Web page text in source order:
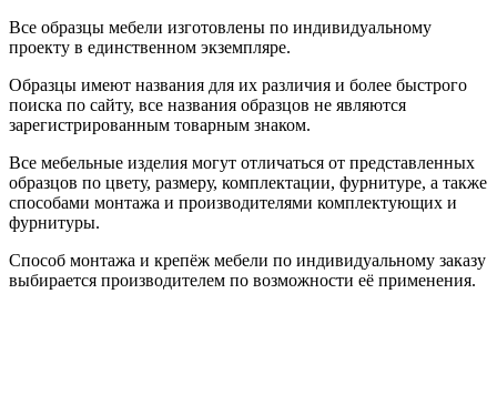
Все образцы мебели изготовлены по индивидуальному
проекту в единственном экземпляре.
Образцы имеют названия для их различия и более быстрого
поиска по сайту, все названия образцов не являются
зарегистрированным товарным знаком.
Все мебельные изделия могут отличаться от представленных
образцов по цвету, размеру, комплектации, фурнитуре, а также
способами монтажа и производителями комплектующих и
фурнитуры.
Способ монтажа и крепёж мебели по индивидуальному заказу
выбирается производителем по возможности её применения.